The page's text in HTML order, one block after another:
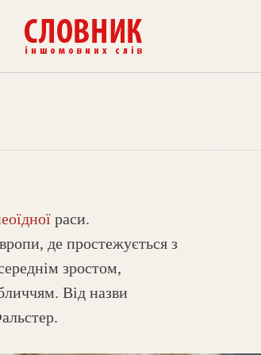
раси.
де простежується з
зростом,
Від назви